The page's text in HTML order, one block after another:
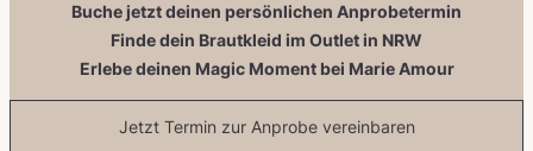
Buche jetzt deinen persönlichen Anprobetermin
Finde dein Brautkleid im Outlet in NRW
Erlebe deinen Magic Moment bei Marie Amour
Jetzt Termin zur Anprobe vereinbaren